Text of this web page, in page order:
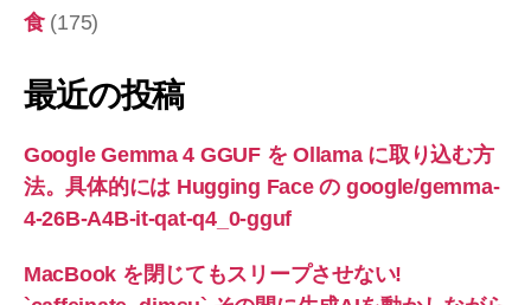
食(175)
最近の投稿
Google Gemma 4 GGUF を Ollama に取り込む方
法。具体的には Hugging Face の google/gemma-
4-26B-A4B-it-qat-q4_0-gguf
MacBook を閉じてもスリープさせない!